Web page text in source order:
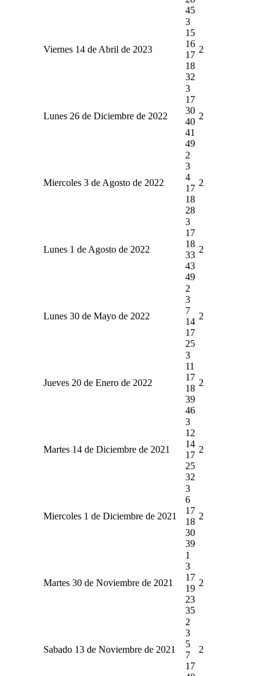
45
Viernes 14 de Abril de 2023
3
15
16
17
18
32
2
Lunes 26 de Diciembre de 2022
3
17
30
40
41
49
2
Miercoles 3 de Agosto de 2022
2
3
4
17
18
28
2
Lunes 1 de Agosto de 2022
3
17
18
33
43
49
2
Lunes 30 de Mayo de 2022
2
3
7
14
17
25
2
Jueves 20 de Enero de 2022
3
11
17
18
39
46
2
Martes 14 de Diciembre de 2021
3
12
14
17
25
32
2
Miercoles 1 de Diciembre de 2021
3
6
17
18
30
39
2
Martes 30 de Noviembre de 2021
1
3
17
19
23
35
2
Sabado 13 de Noviembre de 2021
2
3
5
7
17
2